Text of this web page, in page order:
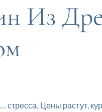
Из
Цены растут,